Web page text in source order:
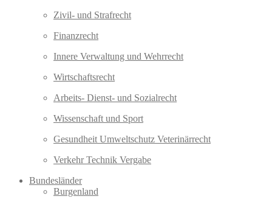
Zivil- und Strafrecht
Finanzrecht
Innere Verwaltung und Wehrrecht
Wirtschaftsrecht
Arbeits- Dienst- und Sozialrecht
Wissenschaft und Sport
Gesundheit Umweltschutz Veterinärrecht
Verkehr Technik Vergabe
Bundesländer
Burgenland